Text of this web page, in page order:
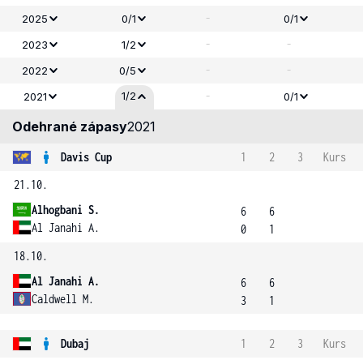
2025
0/1 -
0/1
2023
1/2 - -
2022 0/5 - -
2021 1/2 - 0/1
Odehrané zápasy2021
Davis Cup 1 2 3
Kurs
21.10.
Alhogbani S.
Al Janahi A.
6
0
6
1
18.10.
Al Janahi A.
Caldwell M.
6
3
6
1
Dubaj 1 2 3
Kurs